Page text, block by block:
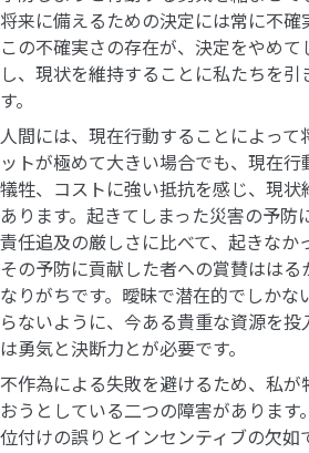
将来に備えるための決定には常に不確
この不確実さの存在が、決定をやめて
し、現状を維持することに私たちを引
す。
人間には、現在行動することによって
ットが極めて大きい場合でも、現在行
犠牲、コストに強い抵抗を感じ、現状
あります。起きてしまった災害の予防
責任追及の厳しさに比べて、起きなか
その予防に貢献した者への賞賛ははる
なりがちです。曖昧で潜在的でしかな
らないように、今ある貴重な資源を投
は勇気と決断力とが必要です。
不作為による失敗を避けるため、私が
おうとしている二つの障害があります
位付けの誤りとインセンティブの欠如